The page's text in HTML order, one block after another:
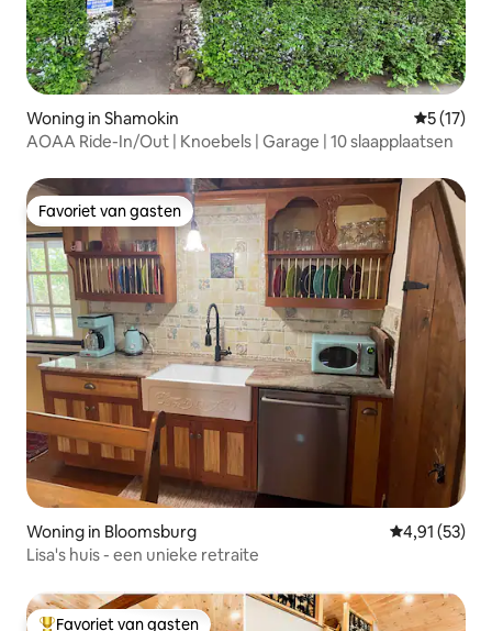
Woning in Shamokin
5 (17)
AOAA Ride-In/Out | Knoebels | Garage | 10 slaapplaatsen
Favoriet van gasten
Favoriet van gasten
Woning in Bloomsburg Gemiddelde
4,91 (53)
Lisa's huis - een unieke retraite
Favoriet van gasten